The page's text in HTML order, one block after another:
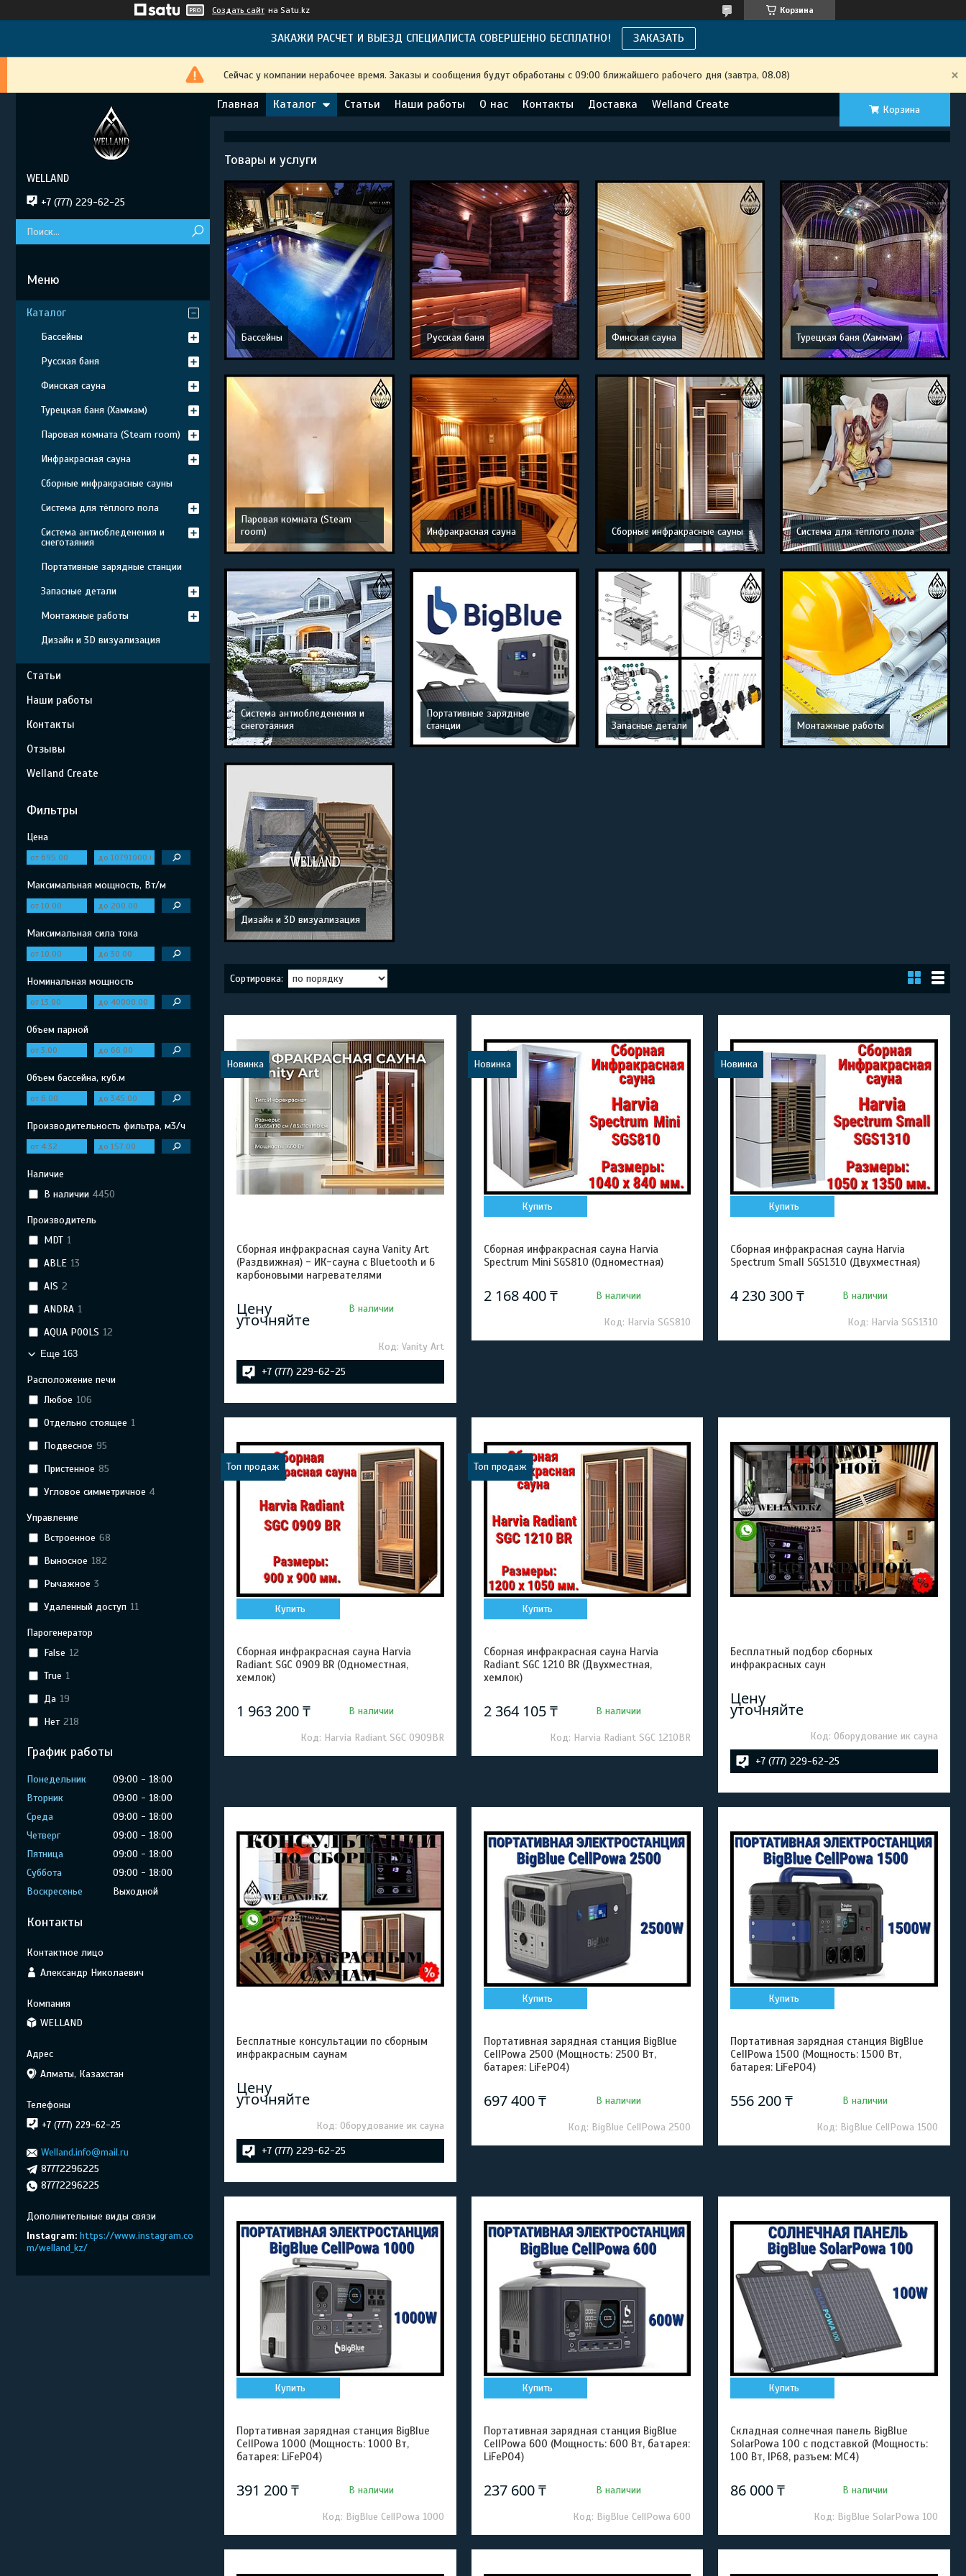
Создать сайт на Satu.kz Корзина
ЗАКАЖИ РАСЧЕТ И ВЫЕЗД СПЕЦИАЛИСТА СОВЕРШЕННО БЕСПЛАТНО! ЗАКАЗАТЬ
Сейчас у компании нерабочее время. Заказы и сообщения будут обработаны с 09:00 ближайшего рабочего дня (завтра, 08.08)
Главная Каталог Статьи Наши работы О нас Контакты Доставка Welland Create Корзина
Товары и услуги
Бассейны Русская баня Финская сауна Турецкая баня (Хаммам)
Паровая комната (Steam
room)
Инфракрасная сауна Сборные инфракрасные сауны Система для тёплого пола
Система антиобледенения и
снеготаяния
Портативные зарядные
станции
Запасные детали Монтажные работы
Дизайн и 3D визуализация
Новинка
Сборная инфракрасная сауна Vanity Art
(Раздвижная) - ИК-сауна с Bluetooth и 6
карбоновыми нагревателями
Цену
уточняйте
В наличии
Vanity Art
+7 (777) 229-62-25
Новинка
Купить
Сборная инфракрасная сауна Harvia
Spectrum Mini SGS810 (Одноместная)
2 168 400 ₸ В наличии
Harvia SGS810
Новинка
Купить
Сборная инфракрасная сауна Harvia
Spectrum Small SGS1310 (Двухместная)
4 230 300 ₸ В наличии
Harvia SGS1310
Топ продаж
Купить
Сборная инфракрасная сауна Harvia
Radiant SGC 0909 BR (Одноместная,
хемлок)
1 963 200 ₸ В наличии
Harvia Radiant SGC 0909BR
Топ продаж
Купить
Сборная инфракрасная сауна Harvia
Radiant SGC 1210 BR (Двухместная,
хемлок)
2 364 105 ₸ В наличии
Harvia Radiant SGC 1210BR
Бесплатный подбор сборных
инфракрасных саун
Цену
уточняйте
Оборудование ик сауна
+7 (777) 229-62-25
Бесплатные консультации по сборным
инфракрасным саунам
Цену
уточняйте
Оборудование ик сауна
+7 (777) 229-62-25
Купить
Портативная зарядная станция BigBlue
CellPowa 2500 (Мощность: 2500 Вт,
батарея: LiFePO4)
697 400 ₸ В наличии
BigBlue CellPowa 2500
Купить
Портативная зарядная станция BigBlue
CellPowa 1500 (Мощность: 1500 Вт,
батарея: LiFePO4)
556 200 ₸ В наличии
BigBlue CellPowa 1500
Купить
Портативная зарядная станция BigBlue
CellPowa 1000 (Мощность: 1000 Вт,
батарея: LiFePO4)
391 200 ₸ В наличии
BigBlue CellPowa 1000
Купить
Портативная зарядная станция BigBlue
CellPowa 600 (Мощность: 600 Вт, батарея:
LiFePO4)
237 600 ₸ В наличии
BigBlue CellPowa 600
Купить
Складная солнечная панель BigBlue
SolarPowa 100 с подставкой (Мощность:
100 Вт, IP68, разъем: MC4)
86 000 ₸ В наличии
BigBlue SolarPowa 100
WELLAND
+7 (777) 229-62-25
Каталог
Бассейны
Русская баня
Финская сауна
Турецкая баня (Хаммам)
Паровая комната (Steam room)
Инфракрасная сауна
Сборные инфракрасные сауны
Система для тёплого пола
Система антиобледенения и
снеготаяния
Портативные зарядные станции
Запасные детали
Монтажные работы
Дизайн и 3D визуализация
Статьи
Наши работы
Контакты
Отзывы
Welland Create
Фильтры
Цена
Максимальная мощность, Вт/м
Максимальная сила тока
Номинальная мощность
Объем парной
Объем бассейна, куб.м
Производительность фильтра, м3/ч
Наличие
В наличии 4450
Производитель
MDT 1
ABLE 13
AIS 2
ANDRA 1
AQUA POOLS 12
Еще 163
Расположение печи
Любое 106
Отдельно стоящее 1
Подвесное 95
Пристенное 85
Угловое симметричное 4
Управление
Встроенное 68
Выносное 182
Рычажное 3
Удаленный доступ 11
Парогенератор
False 12
True 1
Да 19
Нет 218
График работы
Понедельник 09:00
18:00
Вторник
09:00
18:00
Среда
09:00
18:00
Четверг
09:00
18:00
Пятница
09:00
18:00
Суббота
09:00
18:00
Воскресенье
Выходной
Контакты
Александр Николаевич
WELLAND
Алматы, Казахстан
+7 (777) 229-62-25
Welland.info@mail.ru
87772296225
87772296225
Instagram https://www.instagram.co
m/welland_kz/